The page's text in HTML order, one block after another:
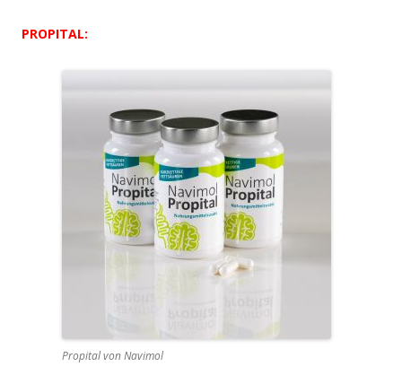
PROPITAL:
Propital von Navimol